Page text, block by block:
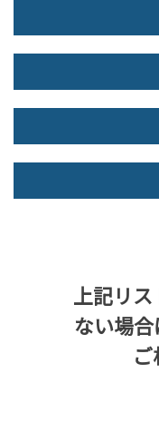
上記リ
ない場